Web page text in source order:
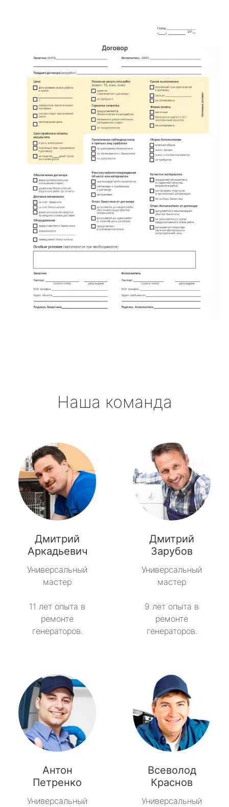
Наша команда
Дмитрий
Аркадьевич
Универсальный
мастер
11 лет опыта в
ремонте
генераторов.
Дмитрий
Зарубов
Универсальный
мастер
9 лет опыта в
ремонте
генераторов.
Антон
Петренко
Универсальный
Всеволод
Краснов
Универсальный